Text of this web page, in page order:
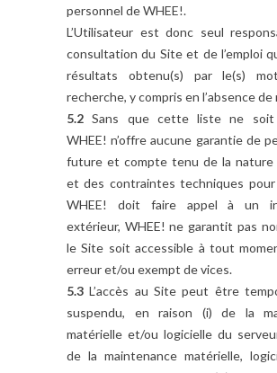
personnel de WHEE!.
L’Utilisateur est donc seul
consultation du Site et de l’emploi
résultats obtenu(s) par le(s)
recherche, y compris en l’absence
5.2 Sans que cette liste ne soit
WHEE! n’offre aucune garantie de
future et compte tenu de la nature
et des contraintes techniques pour
WHEE! doit faire appel à un
extérieur, WHEE! ne garantit pas
le Site soit accessible à tout
erreur et/ou exempt de vices.
5.3 L’accès au Site peut être
suspendu, en raison (i) de la
matérielle et/ou logicielle du
de la maintenance matérielle,